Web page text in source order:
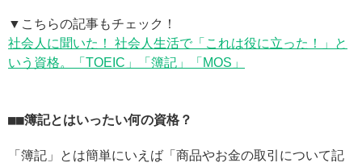
▼こちらの記事もチェック！
社会人に聞いた！ 社会人生活で「これは役に立った！」と
いう資格。「TOEIC」「簿記」「MOS」
■簿記とはいったい何の資格？
「簿記」とは簡単にいえば「商品やお金の取引について記